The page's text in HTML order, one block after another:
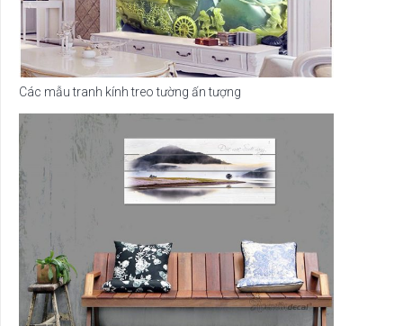
Các mẫu tranh kính treo tường ấn tượng